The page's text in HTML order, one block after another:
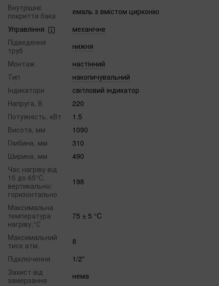
Внутрішнє
покриття бака
емаль з вмістом цирконію
Управління
механічне
Підведення
труб
нижня
Монтаж
настінний
Тип
накопичувальний
Індикатори
світловий індикатор
Напруга, В
220
Потужність, кВт
1.5
Висота, мм
1090
Глибина, мм
310
Ширина, мм
490
Час нагріву від
15 до 65°С,
вертикально/
горизонтально
198
Максимальна
температура
нагріву,°С
75 ± 5 °C
Максимальний
тиск атм.
8
Підключення
1/2"
Захист від
замерзання
нема